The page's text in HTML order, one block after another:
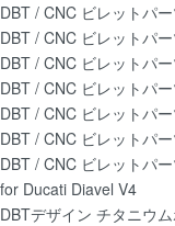
DBT / CNC ビレットパ
DBT / CNC ビレットパ
DBT / CNC ビレットパ
DBT / CNC ビレットパ
DBT / CNC ビレットパ
DBT / CNC ビレットパ
DBT / CNC ビレットパ
for Ducati Diavel V4
DBTデザイン チタニウム